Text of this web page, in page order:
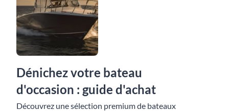
Dénichez votre bateau
d'occasion : guide d'achat
Découvrez une sélection premium de bateaux